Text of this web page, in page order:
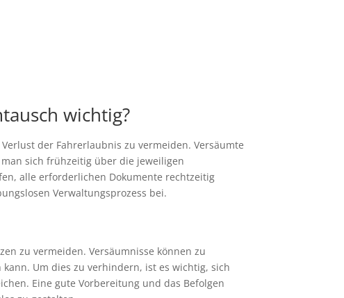
wichtig?
der Fahrerlaubnis zu vermeiden. Versäumte
sich frühzeitig über die jeweiligen
alle erforderlichen Dokumente rechtzeitig
Verwaltungsprozess bei.
zu vermeiden. Versäumnisse können zu
Um dies zu verhindern, ist es wichtig, sich
Eine gute Vorbereitung und das Befolgen